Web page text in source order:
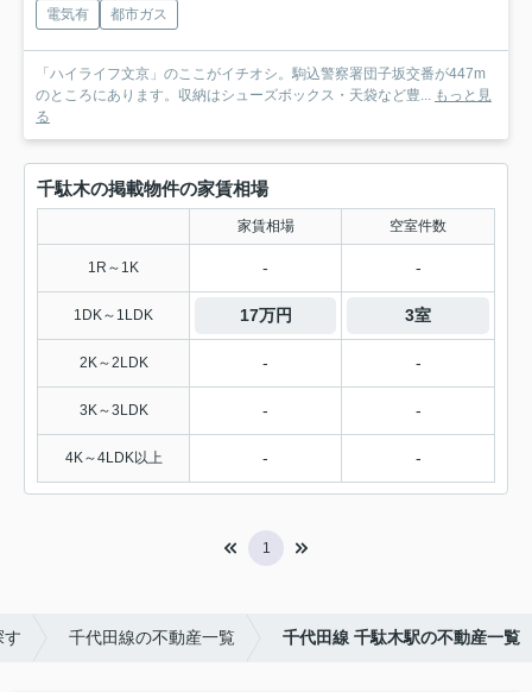
電気有
都市ガス
「ハイライフ文京」のここがイチオシ。駒込警察署団子坂交番が447m
のところにあります。収納はシューズボックス・天袋など豊... もっと見
る
千駄木の掲載物件の家賃相場
家賃相場 空室件数
1R～1K - -
1DK～1LDK 17万円 3室
2K～2LDK - -
3K～3LDK - -
4K～4LDK以上 - -
1
す 千代田線の不動産一覧 千代田線 千駄木駅の不動産一覧